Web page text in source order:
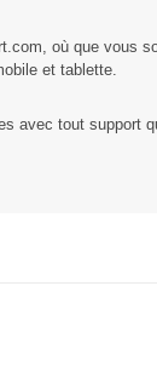
où que vous
et tablette.
avec tout support